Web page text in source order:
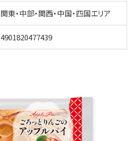
関東・中部・関西・中国・四国エリア
4901820477439